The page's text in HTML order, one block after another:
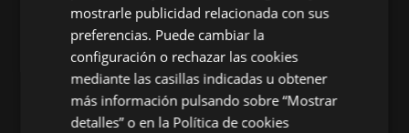
épocas más exuberantes de la historia de la
música”. La disposición circular del espacio, con
el conjunto vocal rodeado por el público e
inmerso en la penumbra, refuerza la dimensión
ritual y contemplativa de una música que ha
atravesado siglos sin perder vigencia ni
intensidad.
FRENCH
mostrarle publicidad relacionada con sus
preferencias. Puede cambiar la
configuración o rechazar las cookies
mediante las casillas indicadas u obtener
más información pulsando sobre “Mostrar
detalles” o en la Política de cookies